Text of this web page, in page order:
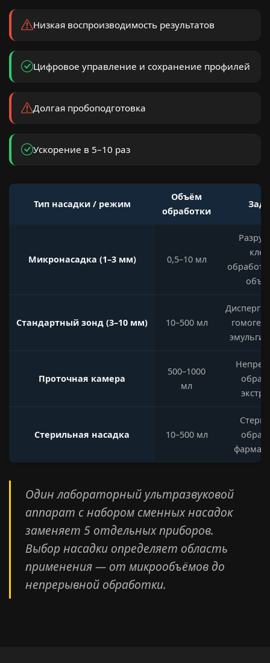
Низкая воспроизводимость результатов
Цифровое управление и сохранение профилей
Долгая пробоподготовка
Ускорение в 5–10 раз
Тип насадки / режим
Объём
обработки
Микронасадка (1–3 мм) 0,5–10 мл
Стандартный зонд (3–10 мм) 10–500 мл
Проточная камера
500–1000
мл
Стерильная насадка 10–500 мл
Один лабораторный ультразвуковой
аппарат с набором сменных насадок
заменяет 5 отдельных приборов.
Выбор насадки определяет область
применения — от микрообъёмов до
непрерывной обработки.